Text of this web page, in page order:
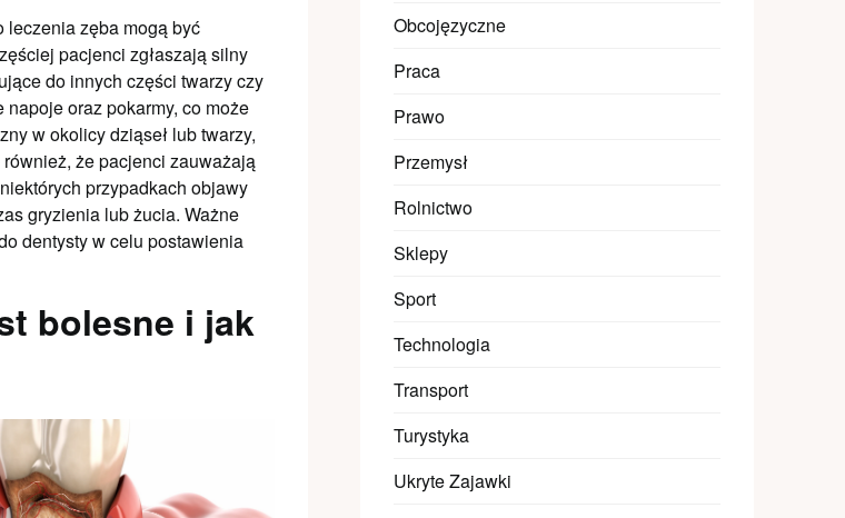
leczenia zęba mogą być
pacjenci zgłaszają silny
do innych części twarzy czy
oraz pokarmy, co może
w okolicy dziąseł lub twarzy,
że pacjenci zauważają
przypadkach objawy
gryzienia lub żucia. Ważne
dentysty w celu postawienia
bolesne i jak
Obcojęzyczne
Praca
Prawo
Przemysł
Rolnictwo
Sklepy
Sport
Technologia
Transport
Turystyka
Ukryte Zajawki